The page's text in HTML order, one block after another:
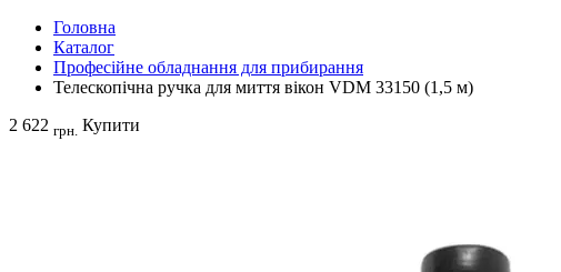
Головна
Каталог
Професійне обладнання для прибирання
Телескопічна ручка для миття вікон VDM 33150 (1,5 м)
2 622 грн. Купити